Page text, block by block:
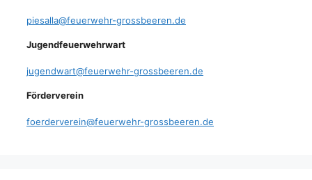
piesalla@feuerwehr-grossbeeren.de
Jugendfeuerwehrwart
jugendwart@feuerwehr-grossbeeren.de
Förderverein
foerderverein@feuerwehr-grossbeeren.de